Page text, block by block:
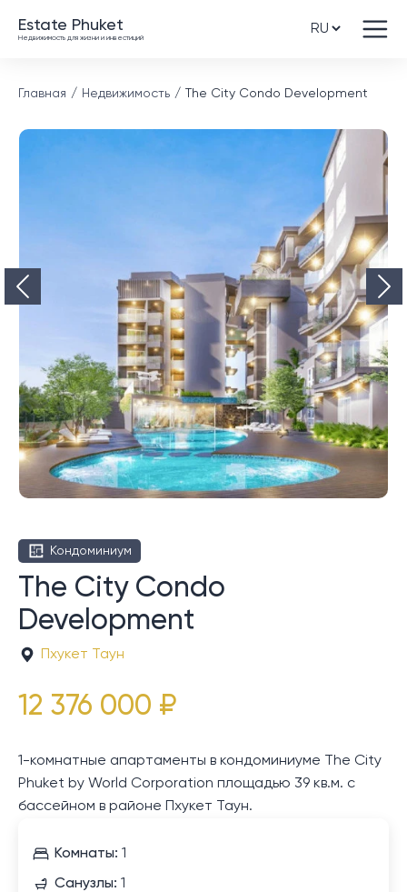
Estate Phuket
Недвижимость для жизни и инвестиций
Главная Недвижимость The City Condo Development
Кондоминиум
The City Condo
Development
Пхукет Таун
12 376 000 ₽
1-комнатные апартаменты в кондоминиуме The City
Phuket by World Corporation площадью 39 кв.м. с
бассейном в районе Пхукет Таун.
Комнаты: 1
Санузлы: 1